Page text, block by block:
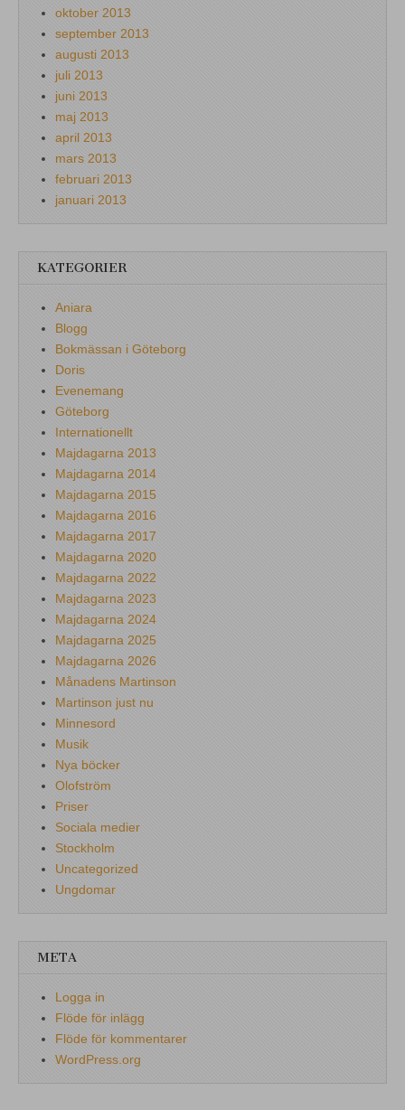
oktober 2013
september 2013
augusti 2013
juli 2013
juni 2013
maj 2013
april 2013
mars 2013
februari 2013
januari 2013
KATEGORIER
Aniara
Blogg
Bokmässan i Göteborg
Doris
Evenemang
Göteborg
Internationellt
Majdagarna 2013
Majdagarna 2014
Majdagarna 2015
Majdagarna 2016
Majdagarna 2017
Majdagarna 2020
Majdagarna 2022
Majdagarna 2023
Majdagarna 2024
Majdagarna 2025
Majdagarna 2026
Månadens Martinson
Martinson just nu
Minnesord
Musik
Nya böcker
Olofström
Priser
Sociala medier
Stockholm
Uncategorized
Ungdomar
META
Logga in
Flöde för inlägg
Flöde för kommentarer
WordPress.org